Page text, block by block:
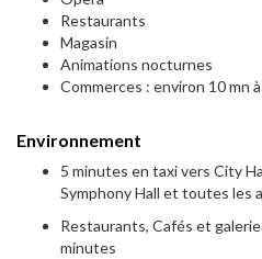
Restaurants
Magasin
Animations nocturnes
Commerces : environ 10 mn
Environnement
5 minutes en taxi vers City
Symphony Hall et toutes les
Restaurants, Cafés et
minutes